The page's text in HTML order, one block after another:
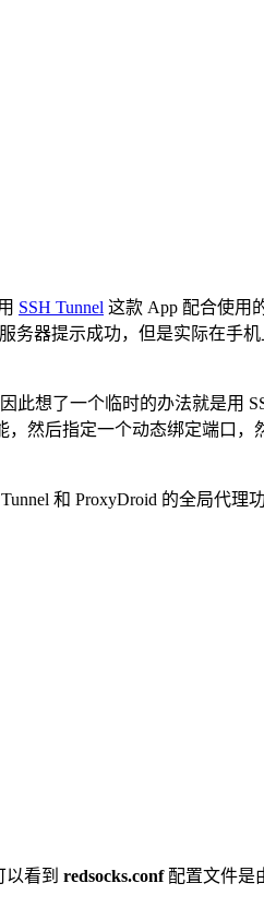
SSH Tunnel 这款 App 配合使用
务器提示成功，但是实际在手
此想了一个临时的办法就是用
然后指定一个动态绑定端口，
和 ProxyDroid 的全局代理
看到 redsocks.conf配置文件是